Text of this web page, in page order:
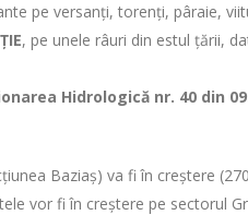
pe versanți, torenți, pâraie,
, pe unele râuri din estul țării,
Hidrologică nr. 40 din
Baziaș) va fi în creștere
vor fi în creștere pe sectorul